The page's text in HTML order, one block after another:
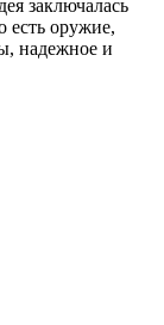
заключалась
есть оружие,
надежное и